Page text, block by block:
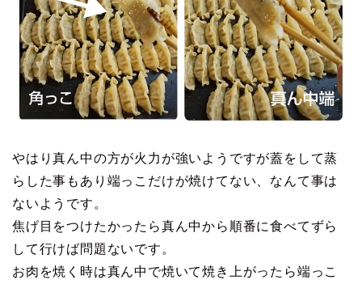
やはり真ん中の方が火力が強いようですが蓋をして蒸
らした事もあり端っこだけが焼けてない、なんて事は
ないようです。
焦げ目をつけたかったら真ん中から順番に食べてずら
して行けば問題ないです。
お肉を焼く時は真ん中で焼いて焼き上がったら端っこ